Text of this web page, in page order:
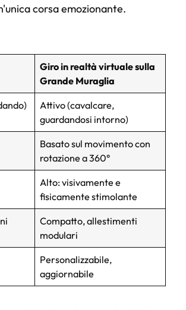
corsa emozionante.
Giro in realtà virtuale sulla
Grande Muraglia
Attivo (cavalcare,
guardandosi intorno)
Basato sul movimento con
rotazione a 360°
Alto: visivamente e
fisicamente stimolante
Compatto, allestimenti
modulari
Personalizzabile,
aggiornabile